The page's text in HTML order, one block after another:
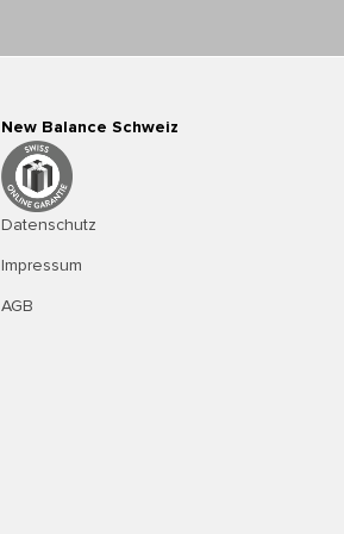
New Balance Schweiz
Datenschutz
Impressum
AGB